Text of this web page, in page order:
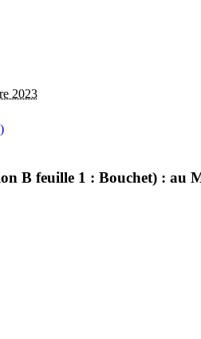
2023
B feuille 1 : Bouchet) : au